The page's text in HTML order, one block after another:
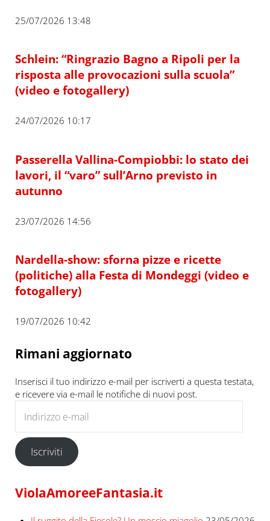
25/07/2026 13:48
Schlein: “Ringrazio Bagno a Ripoli per la
risposta alle provocazioni sulla scuola”
(video e fotogallery)
24/07/2026 10:17
Passerella Vallina-Compiobbi: lo stato dei
lavori, il “varo” sull’Arno previsto in
autunno
23/07/2026 14:56
Nardella-show: sforna pizze e ricette
(politiche) alla Festa di Mondeggi (video e
fotogallery)
19/07/2026 10:42
Rimani aggiornato
Inserisci il tuo indirizzo e-mail per iscriverti a questa testata,
e ricevere via e-mail le notifiche di nuovi post.
Iscriviti
ViolaAmoreeFantasia.it